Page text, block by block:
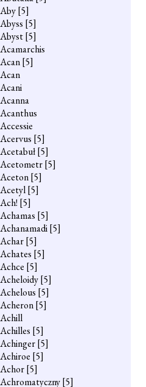
Aby[5]
Abyss [5]
Abyst[5]
Acamarchis
Acan[5]
Acan
Acani
Acanna
Acanthus
Accessie
Acervus [5]
Acetabuł[5]
Acetometr[5]
Aceton[5]
Acetyl[5]
Ach! [5]
Achamas [5]
Achanamadi[5]
Achar[5]
Achates [5]
Achce [5]
Acheloidy[5]
Achelous [5]
Acheron[5]
Achill
Achilles [5]
Achinger[5]
Achiroe [5]
Achor[5]
Achromatyczny[5]